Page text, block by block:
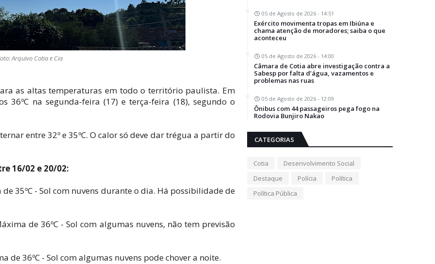
Arquivo Cotia e Cia
as altas temperaturas em todo o território paulista. Em
36ºC na segunda-feira (17) e terça-feira (18), segundo o
entre 32º e 35ºC. O calor só deve dar trégua a partir do
16/02 e 20/02:
35ºC - Sol com nuvens durante o dia. Há possibilidade de
de 36ºC - Sol com algumas nuvens, não tem previsão
de 36ºC - Sol com algumas nuvens pode chover a noite.
05 de Agosto de 2026 - 14:51
Exército movimenta tropas em Ibiúna e
chama atenção de moradores; saiba o que
aconteceu
05 de Agosto de 2026 - 14:00
Câmara de Cotia abre investigação contra a
Sabesp por falta d’água, vazamentos e
problemas nas ruas
05 de Agosto de 2026 - 12:09
Ônibus com 44 passageiros pega fogo na
Rodovia Bunjiro Nakao
CATEGORIAS
Cotia
Desenvolvimento Social
Destaque
Polícia
Política
Política Pública